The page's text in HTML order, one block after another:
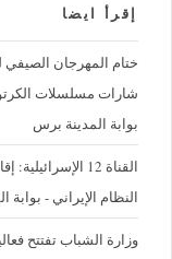
إقرأ ايضا
ختام المهرجان
شارات مسلسلات
بوابة المدينة برس
القناة 12
النظام الإيراني - بوابة
وزارة الشباب تفتتح